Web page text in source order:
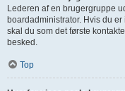
Lederen af en brugergruppe
boardadministrator. Hvis du
skal du som det første
besked.
Top